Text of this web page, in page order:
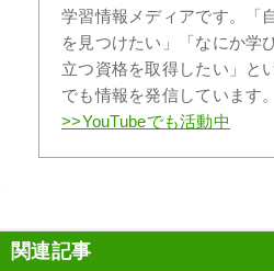
学習情報メディアです。「
を見つけたい」「なにか学
立つ資格を取得したい」と
でも情報を発信しています。
>>YouTubeでも活動中
関連記事